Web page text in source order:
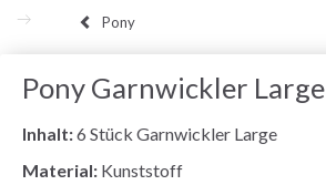
Pony
Pony Garnwickler Large
Inhalt:6 Stück Garnwickler Large
Material: Kunststoff